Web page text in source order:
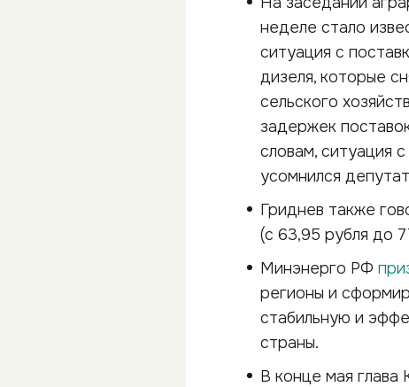
неделе стало
ситуация с
дизеля, которые
сельского
задержек
словам, ситуация
усомнился
Гриднев также
(с 63,95 рубля до
Минэнерго РФ
регионы и
стабильную и
страны.
В конце мая глава